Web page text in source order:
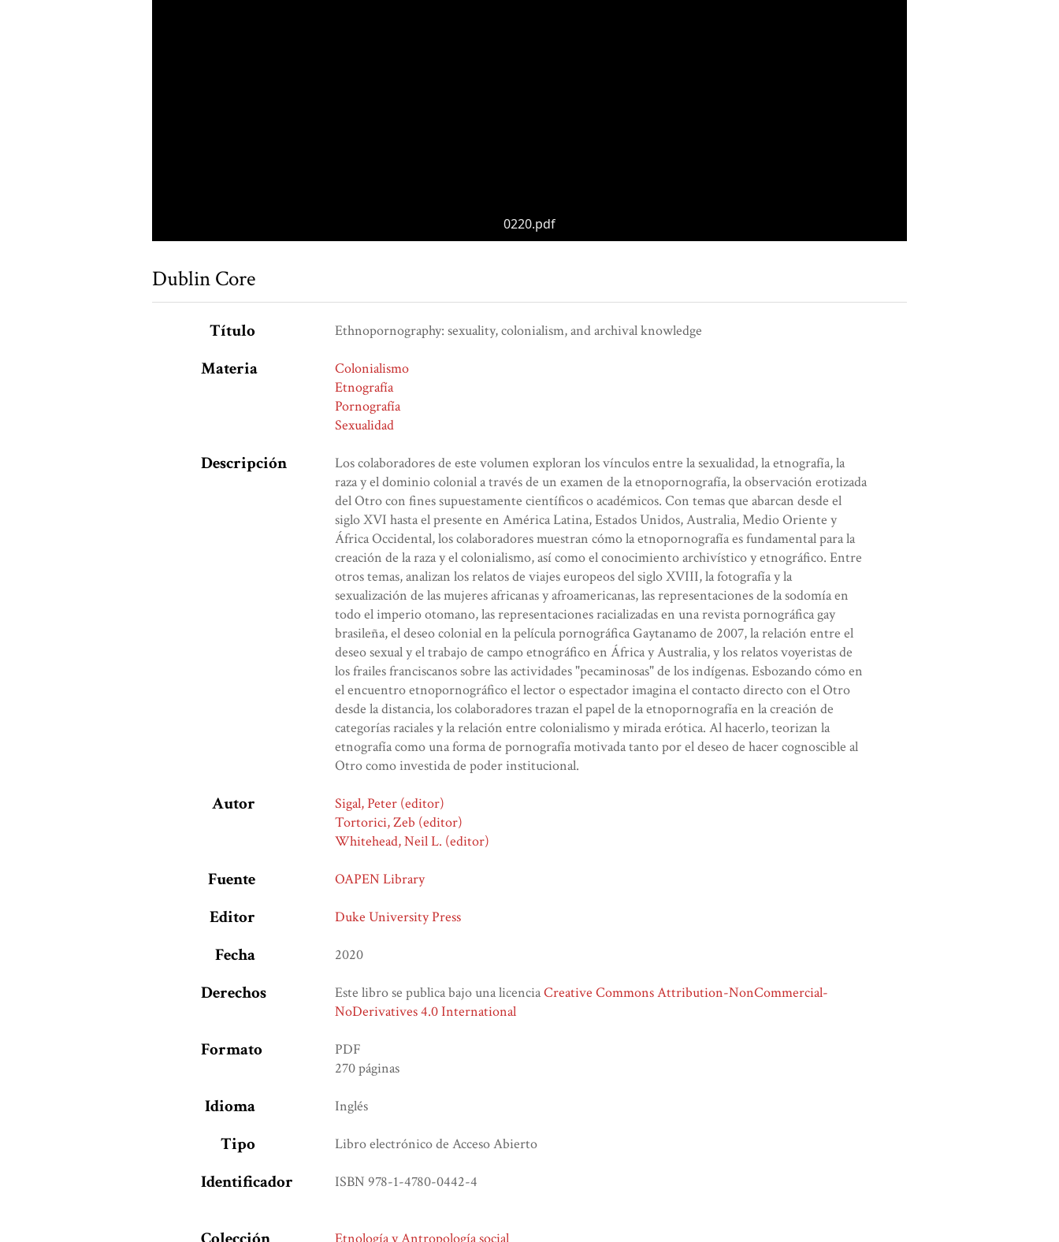
0220.pdf
Dublin Core
Título Ethnopornography: sexuality, colonialism, and archival knowledge
Materia
Colonialismo
Etnografía
Pornografía
Sexualidad
Descripción
Los colaboradores de este volumen exploran los vínculos entre la sexualidad, la etnografía, la
raza y el dominio colonial a través de un examen de la etnopornografía, la observación erotizada
del Otro con fines supuestamente científicos o académicos. Con temas que abarcan desde el
siglo XVI hasta el presente en América Latina, Estados Unidos, Australia, Medio Oriente y
África Occidental, los colaboradores muestran cómo la etnopornografía es fundamental para la
creación de la raza y el colonialismo, así como el conocimiento archivístico y etnográfico. Entre
otros temas, analizan los relatos de viajes europeos del siglo XVIII, la fotografía y la
sexualización de las mujeres africanas y afroamericanas, las representaciones de la sodomía en
todo el imperio otomano, las representaciones racializadas en una revista pornográfica gay
brasileña, el deseo colonial en la película pornográfica Gaytanamo de 2007, la relación entre el
deseo sexual y el trabajo de campo etnográfico en África y Australia, y los relatos voyeristas de
los frailes franciscanos sobre las actividades "pecaminosas" de los indígenas. Esbozando cómo en
el encuentro etnopornográfico el lector o espectador imagina el contacto directo con el Otro
desde la distancia, los colaboradores trazan el papel de la etnopornografía en la creación de
categorías raciales y la relación entre colonialismo y mirada erótica. Al hacerlo, teorizan la
etnografía como una forma de pornografía motivada tanto por el deseo de hacer cognoscible al
Otro como investida de poder institucional.
Autor
Sigal, Peter (editor)
Tortorici, Zeb (editor)
Whitehead, Neil L. (editor)
Fuente OAPEN Library
Editor Duke University Press
Fecha 2020
Derechos Este libro se publica bajo una licenciaCreative Commons Attribution-NonCommercial-
NoDerivatives 4.0 International
Formato
PDF
270 páginas
Idioma Inglés
Tipo Libro electrónico de Acceso Abierto
Identificador ISBN 978-1-4780-0442-4
Etnología y Antropología social